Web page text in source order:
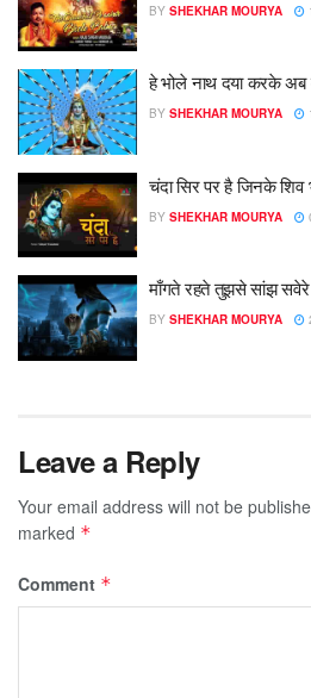
BY SHEKHAR MOURYA
हे भोले नाथ दया करके
BY SHEKHAR MOURYA
चंदा सिर पर है जिनके
BY SHEKHAR MOURYA
माँगते रहते तुझसे सांझ
BY SHEKHAR MOURYA
Leave a Reply
Your email address will not be
marked *
Comment *